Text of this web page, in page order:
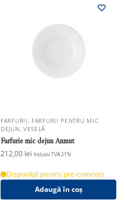
FARFURII, FARFURII PENTRU MIC
DEJUN, VESELĂ
Farfurie mic dejun Anmut
212,00 lei Inclusiv TVA 21%
Disponibil pentru pre-comenzi
Adaugă în coș